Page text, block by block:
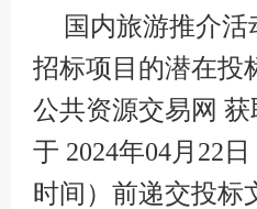
国内旅游推介活
招标项目的潜在投
公共资源交易网
于 2024年04月22
时间）前递交投标